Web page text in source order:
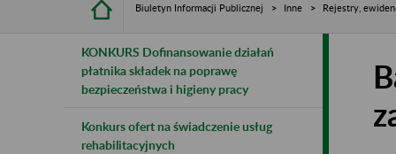
Biuletyn Informacji Publicznej Inne Rejestry,
KONKURS Dofinansowanie działań
płatnika składek na poprawę
bezpieczeństwa i higieny pracy
Konkurs ofert na świadczenie usług
rehabilitacyjnych